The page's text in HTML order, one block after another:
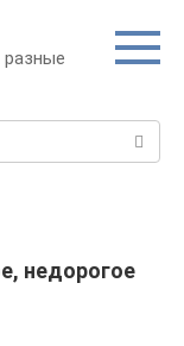
недорогое